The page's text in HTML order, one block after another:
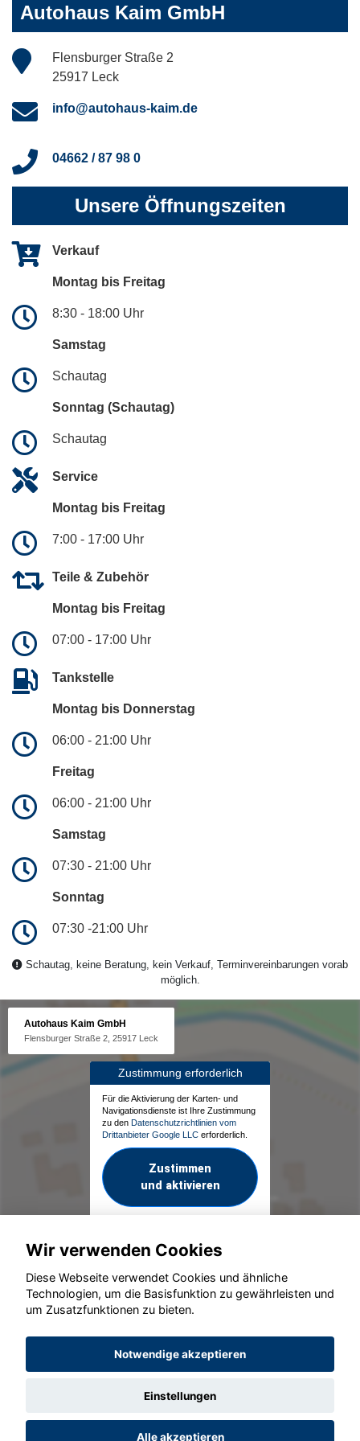
Autohaus Kaim GmbH
Flensburger Straße 2
25917 Leck
info@autohaus-kaim.de
04662 / 87 98 0
Unsere Öffnungszeiten
Verkauf
Montag bis Freitag
8:30 - 18:00 Uhr
Samstag
Schautag
Sonntag (Schautag)
Schautag
Service
Montag bis Freitag
7:00 - 17:00 Uhr
Teile & Zubehör
Montag bis Freitag
07:00 - 17:00 Uhr
Tankstelle
Montag bis Donnerstag
06:00 - 21:00 Uhr
Freitag
06:00 - 21:00 Uhr
Samstag
07:30 - 21:00 Uhr
Sonntag
07:30 -21:00 Uhr
Schautag, keine Beratung, kein Verkauf, Terminvereinbarungen vorab
möglich.
Autohaus Kaim GmbH
Flensburger Straße 2, 25917 Leck
Zustimmung erforderlich
Für die Aktivierung der Karten- und
Navigationsdienste ist Ihre Zustimmung
zu den Datenschutzrichtlinien vom
Drittanbieter Google LLC erforderlich.
Zustimmen
und aktivieren
© konjunkturmotor.de GmbH 2020 - 2026
Wir verwenden Cookies
Diese Webseite verwendet Cookies und ähnliche
Technologien, um die Basisfunktion zu gewährleisten und
um Zusatzfunktionen zu bieten.
Notwendige akzeptieren
Einstellungen
Alle akzeptieren